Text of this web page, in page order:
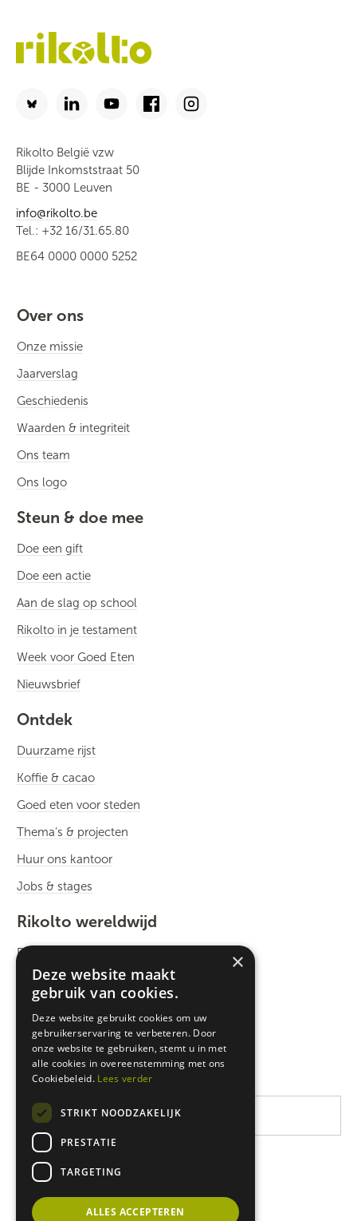
Rikolto België vzw
Blijde Inkomststraat 50
BE - 3000 Leuven
info@rikolto.be
Tel.: +32 16/31.65.80
BE64 0000 0000 5252
Over ons
Onze missie
Jaarverslag
Geschiedenis
Waarden & integriteit
Ons team
Ons logo
Steun & doe mee
Doe een gift
Doe een actie
Aan de slag op school
Rikolto in je testament
Week voor Goed Eten
Nieuwsbrief
Ontdek
Duurzame rijst
Koffie & cacao
Goed eten voor steden
Thema's & projecten
Huur ons kantoor
Jobs & stages
Rikolto wereldwijd
Rikolto International
Zuid-Oost Azië
West-Afrika
Latijns-Amerika
×
Deze website maakt
gebruik van cookies.
Deze website gebruikt cookies om uw
gebruikerservaring te verbeteren. Door
onze website te gebruiken, stemt u in met
alle cookies in overeenstemming met ons
Cookiebeleid. Lees verder
STRIKT NOODZAKELIJK
PRESTATIE
TARGETING
ALLES ACCEPTEREN